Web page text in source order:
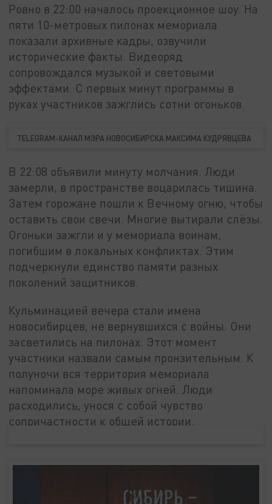
Ровно в 22:00 началось проекционное шоу. На
пяти 10-метровых пилонах мемориала
показали архивные кадры, озвучили
исторические факты. Видеоряд
сопровождался музыкой и световыми
эффектами. С первых минут программы в
руках участников зажглись сотни огоньков.
TELEGRAM-КАНАЛ МЭРА НОВОСИБИРСКА МАКСИМА КУДРЯВЦЕВА
В 22:08 объявили минуту молчания. Люди
замерли, в пространстве воцарилась тишина.
Затем горожане пошли к Вечному огню, чтобы
оставить свои свечи. Многие вытирали слёзы.
Огоньки зажгли и у мемориала воинам,
погибшим в локальных конфликтах. Этим
подчеркнули единство памяти разных
поколений защитников.
Кульминацией вечера стали имена
новосибирцев, не вернувшихся с войны. Они
засветились на пилонах. Этот момент
участники назвали самым пронзительным. К
полуночи вся территория мемориала
напоминала море живых огней. Люди
расходились, унося с собой чувство
сопричастности к общей истории.